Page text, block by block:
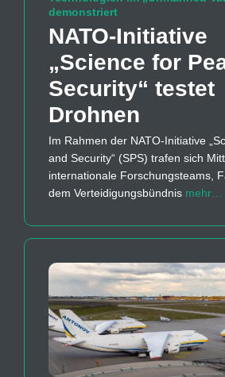
demonstriert
NATO-Initiative
„Science for
Security“ testet
Drohnen
Im Rahmen der NATO-Initiative
and Security“ (SPS) trafen sich
internationale Forschungsteams,
dem Verteidigungsbündnis mehr…